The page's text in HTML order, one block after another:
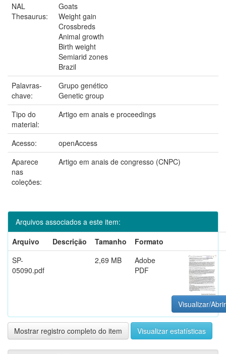
NAL
Thesaurus:
Goats
Weight gain
Crossbreds
Animal growth
Birth weight
Semiarid zones
Brazil
Palavras-
chave:
Grupo genético
Genetic group
Tipo do
material:
Artigo em anais e proceedings
Acesso:
openAccess
Aparece
nas
coleções:
Artigo em anais de congresso (CNPC)
Arquivos associados a este item:
Arquivo
Descrição Tamanho
Formato
SP-
05090.pdf
2,69 MB
Adobe
PDF
Visualizar/Abrir
Mostrar registro completo do item Visualizar estatísticas